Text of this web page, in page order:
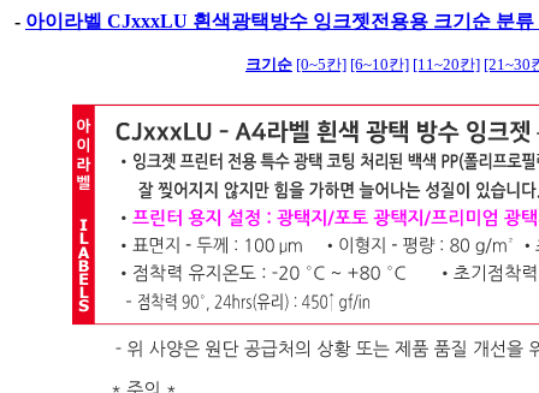
- 아이라벨 CJxxxLU 흰색광택방수 잉크젯전용용 크기순 분류
크기순 [0~5칸] [6~10칸] [11~20칸] [21~30